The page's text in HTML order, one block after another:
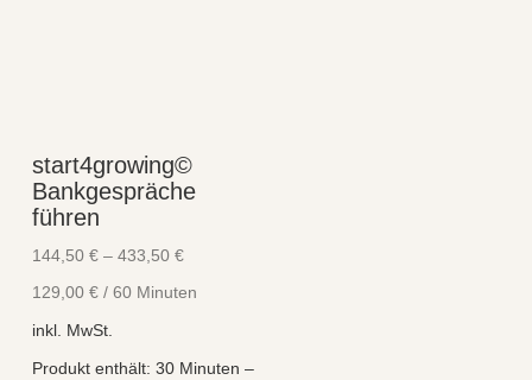
start4growing©
Bankgespräche
führen
144,50 €– 433,50 €
129,00 €/ 60 Minuten
inkl. MwSt.
Produkt enthält: 30 Minuten –